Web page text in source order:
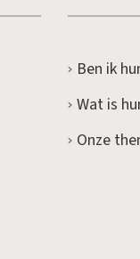
Ben ik
Wat is
Onze